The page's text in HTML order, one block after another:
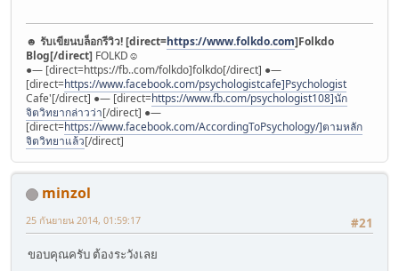
☻ รับเขียนบล็อกรีวิว! [direct=https://www.folkdo.com]Folkdo
Blog[/direct] FOLKD☺︎
●— [direct=https://fb..com/folkdo]folkdo[/direct] ●—
[direct=https://www.facebook.com/psychologistcafe]Psychologist
Cafe'[/direct] ●— [direct=https://www.fb.com/psychologist108]นัก
จิตวิทยากล่าวว่า[/direct] ●—
[direct=https://www.facebook.com/AccordingToPsychology/]ตามหลัก
จิตวิทยาแล้ว[/direct]
minzol
#21
25 กันยายน 2014, 01:59:17
ขอบคุณครับ ต้องระวังเลย